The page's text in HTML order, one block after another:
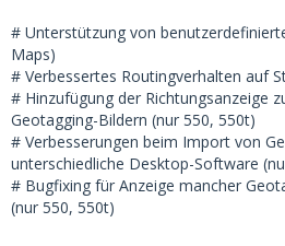
# Unterstützung von
Maps)
# Verbessertes Routingverhalten auf
# Hinzufügung der Richtungsanzeige
Geotagging-Bildern (nur 550, 550t)
# Verbesserungen beim Import von
unterschiedliche Desktop-Software
# Bugfixing für Anzeige mancher
(nur 550, 550t)